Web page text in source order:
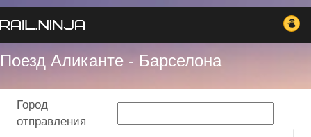
Поезд Аликанте - Барселона
Город
отправления